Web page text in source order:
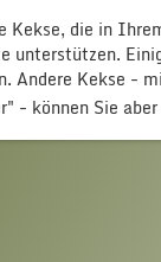
die in
Andere Kekse -
- können Sie